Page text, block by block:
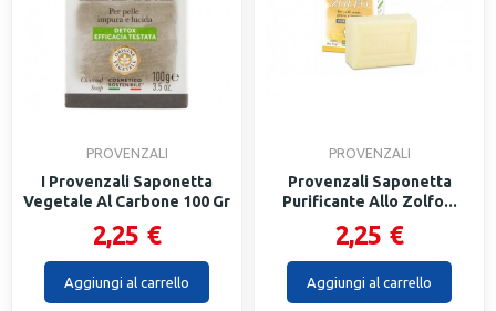
PROVENZALI
I Provenzali Saponetta
Vegetale Al Carbone 100 Gr
2,25 €
Aggiungi al carrello
PROVENZALI
Provenzali Saponetta
Purificante Allo Zolfo...
2,25 €
Aggiungi al carrello